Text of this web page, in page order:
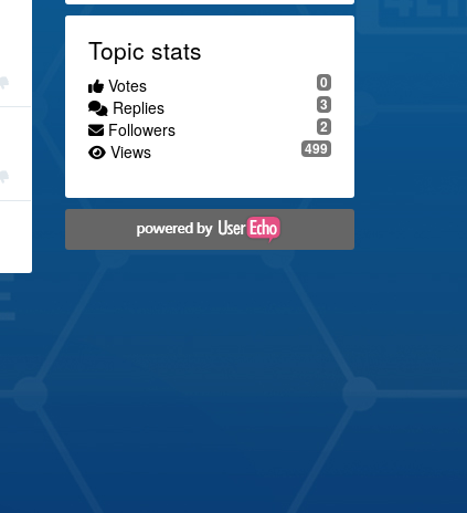
Topic stats
0
Votes
3
Replies
2
Followers
499
Views